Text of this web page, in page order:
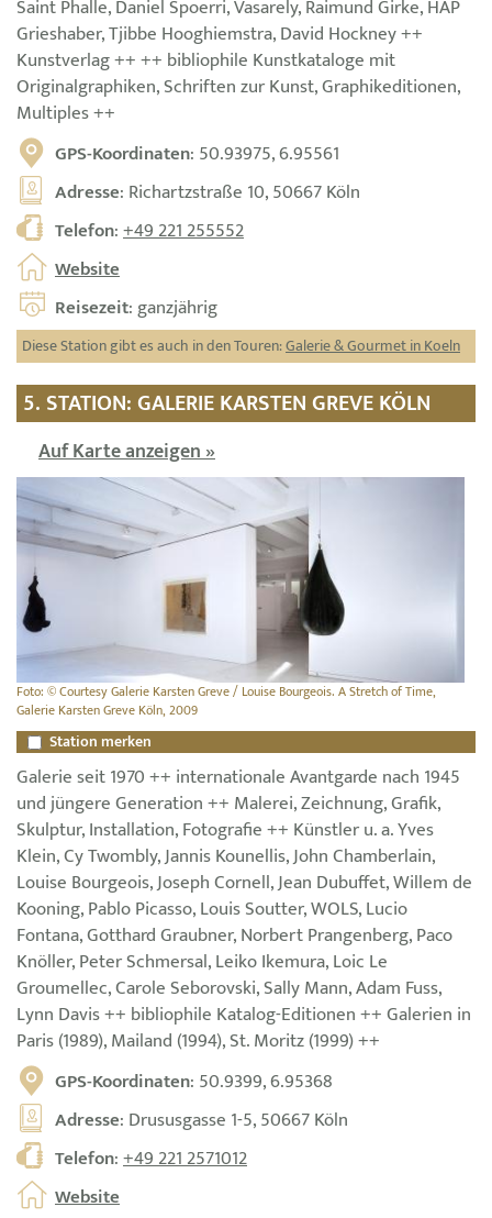
Saint Phalle, Daniel Spoerri, Vasarely, Raimund Girke, HAP
Grieshaber, Tjibbe Hooghiemstra, David Hockney ++
Kunstverlag ++ ++ bibliophile Kunstkataloge mit
Originalgraphiken, Schriften zur Kunst, Graphikeditionen,
Multiples ++
GPS-Koordinaten: 50.93975, 6.95561
Adresse: Richartzstraße 10, 50667 Köln
Telefon:+49 221 255552
Website
Reisezeit: ganzjährig
Diese Station gibt es auch in den Touren:Galerie & Gourmet in Koeln
5. STATION: GALERIE KARSTEN GREVE KÖLN
Auf Karte anzeigen »
Foto: © Courtesy Galerie Karsten Greve / Louise Bourgeois. A Stretch of Time,
Galerie Karsten Greve Köln, 2009
Station merken
Galerie seit 1970 ++ internationale Avantgarde nach 1945
und jüngere Generation ++ Malerei, Zeichnung, Grafik,
Skulptur, Installation, Fotografie ++ Künstler u. a. Yves
Klein, Cy Twombly, Jannis Kounellis, John Chamberlain,
Louise Bourgeois, Joseph Cornell, Jean Dubuffet, Willem de
Kooning, Pablo Picasso, Louis Soutter, WOLS, Lucio
Fontana, Gotthard Graubner, Norbert Prangenberg, Paco
Knöller, Peter Schmersal, Leiko Ikemura, Loic Le
Groumellec, Carole Seborovski, Sally Mann, Adam Fuss,
Lynn Davis ++ bibliophile Katalog-Editionen ++ Galerien in
Paris (1989), Mailand (1994), St. Moritz (1999) ++
GPS-Koordinaten: 50.9399, 6.95368
Adresse: Drususgasse 1-5, 50667 Köln
Telefon:+49 221 2571012
Website